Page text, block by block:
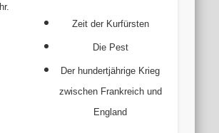
Zeit der Kurfürsten
Die Pest
Der hundertjährige Krieg
zwischen Frankreich und
England